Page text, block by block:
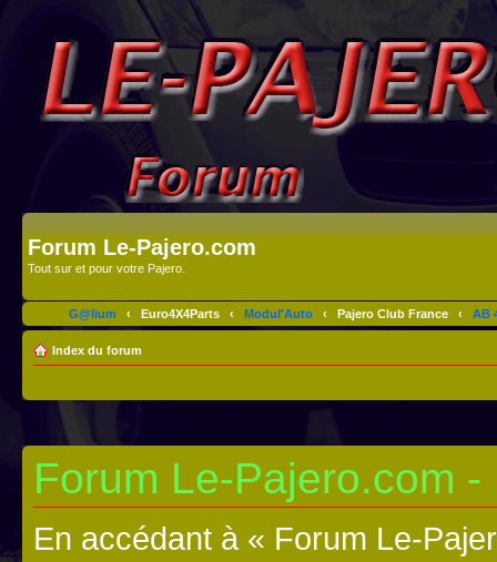
Forum Le-Pajero.com
Tout sur et pour votre Pajero.
G@lium ‹ Euro4X4Parts ‹ Modul'Auto ‹ Pajero Club France ‹ AB
Index du forum
Forum Le-Pajero.com
En accédant à « Forum Le-